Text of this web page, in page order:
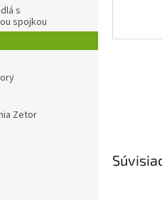
s
spojkou
Zetor